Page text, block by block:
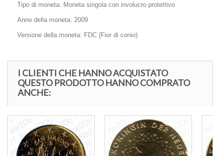
Tipo di moneta: Moneta singola con involucro protettivo
Anno della moneta: 2009
Versione della moneta: FDC (Fior di conio)
I CLIENTI CHE HANNO ACQUISTATO
QUESTO PRODOTTO HANNO COMPRATO
ANCHE: